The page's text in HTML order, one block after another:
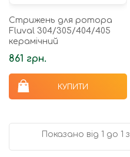
Стрижень для ротора
Fluval 304/305/404/405
керамічний
861 грн.
КУПИТИ
Показано від 1 до 1